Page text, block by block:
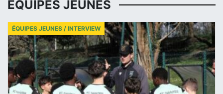
ÉQUIPES JEUNES
ÉQUIPES JEUNES / INTERVIEW